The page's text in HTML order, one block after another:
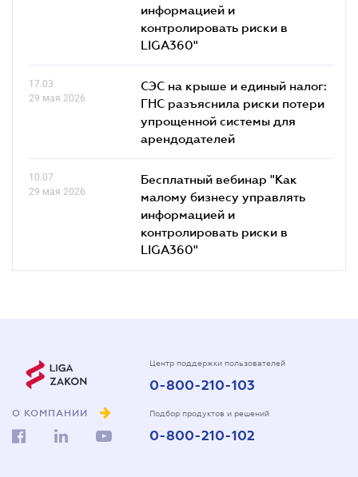
информацией и
контролировать риски в
LIGA360"
17.03
29 мая 2026
СЭС на крыше и единый налог:
ГНС разъяснила риски потери
упрощенной системы для
арендодателей
10.07
29 мая 2026
Бесплатный вебинар "Как
малому бизнесу управлять
информацией и
контролировать риски в
LIGA360"
О КОМПАНИИ
Центр поддержки пользователей
0-800-210-103
Подбор продуктов и решений
0-800-210-102